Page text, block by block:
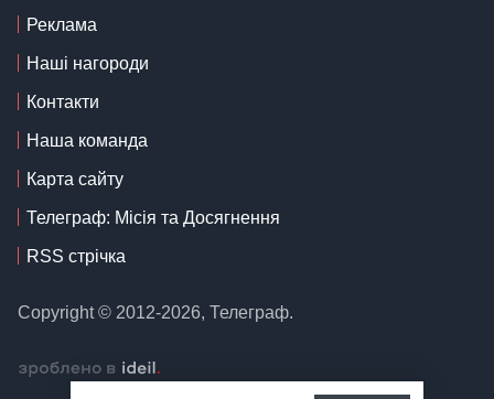
Реклама
Наші нагороди
Контакти
Наша команда
Карта сайту
Телеграф: Місія та Досягнення
RSS стрічка
Copyright © 2012-2026, Телеграф.